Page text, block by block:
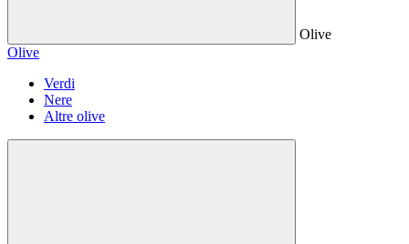
Olive
Olive
Verdi
Nere
Altre olive